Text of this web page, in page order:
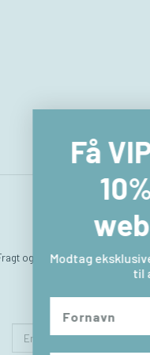
og leveringHvem er vi
adresse
Få
Modtag
til